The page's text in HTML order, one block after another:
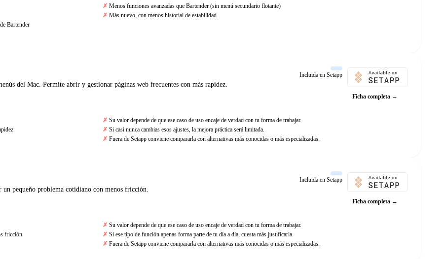
Bartender
Menos funciones avanzadas que Bartender (sin menú secundario flotante)
Más nuevo, con menos historial de estabilidad
del Mac. Permite abrir y gestionar páginas web frecuentes con más rapidez.
Incluida en Setapp
Su valor depende de que ese caso de uso encaje de verdad con tu forma de trabajar.
Si casi nunca cambias esos ajustes, la mejora práctica será limitada.
Fuera de Setapp conviene compararla con alternativas más conocidas o más especializadas.
Ficha completa →
pequeño problema cotidiano con menos fricción.
Incluida en Setapp
fricción
Su valor depende de que ese caso de uso encaje de verdad con tu forma de trabajar.
Si ese tipo de función apenas forma parte de tu día a día, cuesta más justificarla.
Fuera de Setapp conviene compararla con alternativas más conocidas o más especializadas.
Ficha completa →